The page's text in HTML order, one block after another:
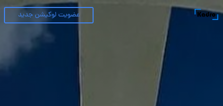
عضویت لوکیشن جدید